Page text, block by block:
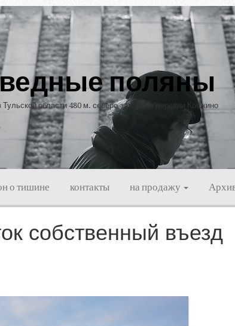
поляны
Тульской области 480 м. северо-западнее деревни Кошкино
о тишине контакты на продажу
собственный въезд